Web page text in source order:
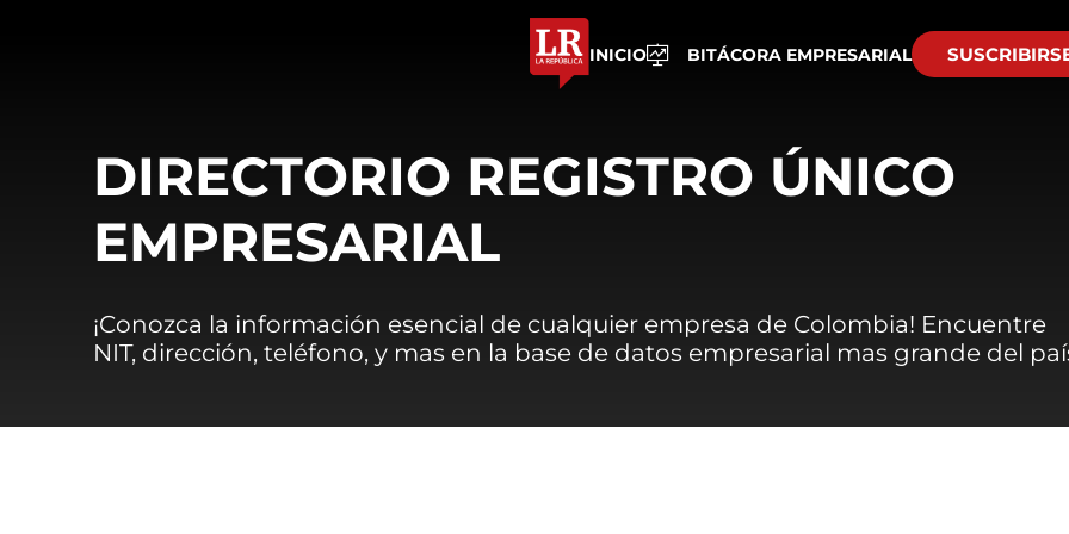
INICIO BITÁCORA EMPRESARIAL
DIRECTORIO REGISTRO ÚNICO
EMPRESARIAL
¡Conozca la información esencial de cualquier empresa de Colombia! Encuentre
NIT, dirección, teléfono, y mas en la base de datos empresarial mas grande del